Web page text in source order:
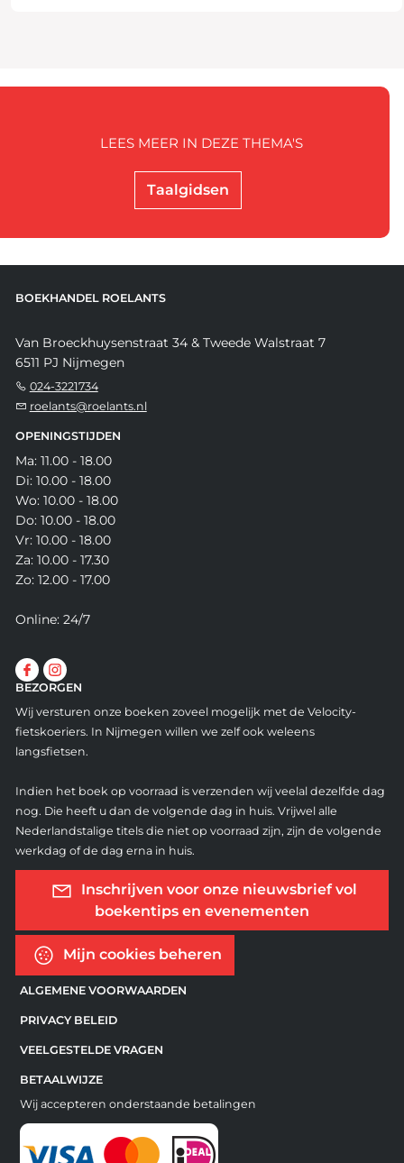
Taalgidsen
LEES MEER IN DEZE THEMA'S
BOEKHANDEL ROELANTS
Van Broeckhuysenstraat 34 & Tweede Walstraat 7
6511 PJ Nijmegen
024-3221734
roelants@roelants.nl
OPENINGSTIJDEN
Ma: 11.00 - 18.00
Di: 10.00 - 18.00
Wo: 10.00 - 18.00
Do: 10.00 - 18.00
Vr: 10.00 - 18.00
Za: 10.00 - 17.30
Zo: 12.00 - 17.00
Online: 24/7
BEZORGEN
Wij versturen onze boeken zoveel mogelijk met de Velocity-
fietskoeriers. In Nijmegen willen we zelf ook weleens
langsfietsen.
Indien het boek op voorraad is verzenden wij veelal dezelfde dag
nog. Die heeft u dan de volgende dag in huis. Vrijwel alle
Nederlandstalige titels die niet op voorraad zijn, zijn de volgende
werkdag of de dag erna in huis.
Inschrijven voor onze nieuwsbrief vol
boekentips en evenementen
Mijn cookies beheren
ALGEMENE VOORWAARDEN
PRIVACY BELEID
VEELGESTELDE VRAGEN
BETAALWIJZE
Wij accepteren onderstaande betalingen